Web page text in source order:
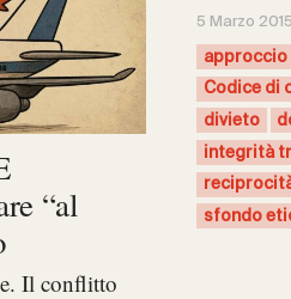
“al
Il conflitto
5 Marzo 2015
approccio
Codice di
divieto
integrità
sfondo